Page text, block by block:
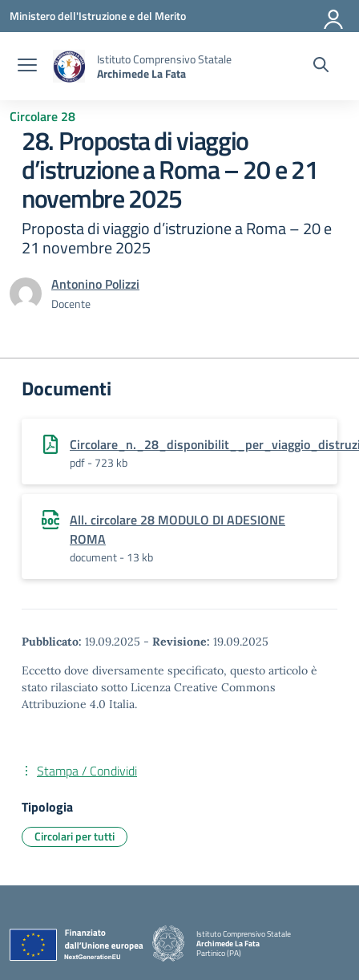
Vai ai contenuti
Vai al menu di navigazione
Vai al footer
Ministero dell'Istruzione e del Merito
Istituto Comprensivo Statale
Archimede La Fata
Circolare 28
28. Proposta di viaggio
d’istruzione a Roma – 20 e 21
novembre 2025
Proposta di viaggio d’istruzione a Roma – 20 e
21 novembre 2025
Antonino Polizzi
Docente
Documenti
pdf - 723 kb
All. circolare 28 MODULO DI ADESIONE
ROMA
document - 13 kb
Pubblicato: 19.09.2025 - Revisione: 19.09.2025
Eccetto dove diversamente specificato, questo articolo è
stato rilasciato sotto Licenza Creative Commons
Attribuzione 4.0 Italia.
Stampa / Condividi
Tipologia
Circolari per tutti
Istituto Comprensivo Statale
Archimede La Fata
Partinico (PA)